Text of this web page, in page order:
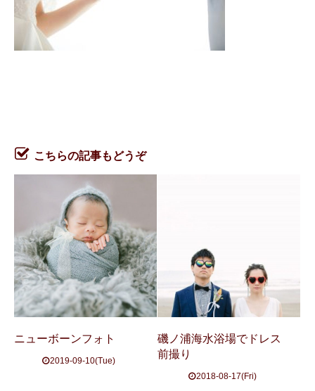
こちらの記事もどうぞ
ニューボーンフォト
2019-09-10(Tue)
磯ノ浦海水浴場でドレス
前撮り
2018-08-17(Fri)